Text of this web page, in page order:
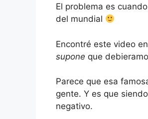
El problema es
del mundial
Encontré este video
supone que
Parece que esa
gente. Y es que
negativo.